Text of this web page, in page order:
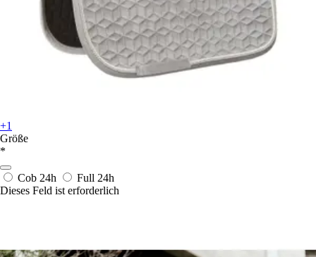
+1
Größe
*
Cob 24h Full 24h
Dieses Feld ist erforderlich